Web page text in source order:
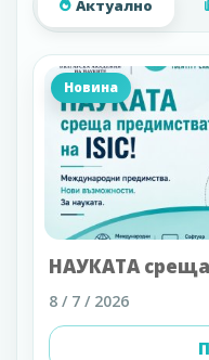
Актуално
Новина
НАУКАТА среща
8 / 7 / 2026